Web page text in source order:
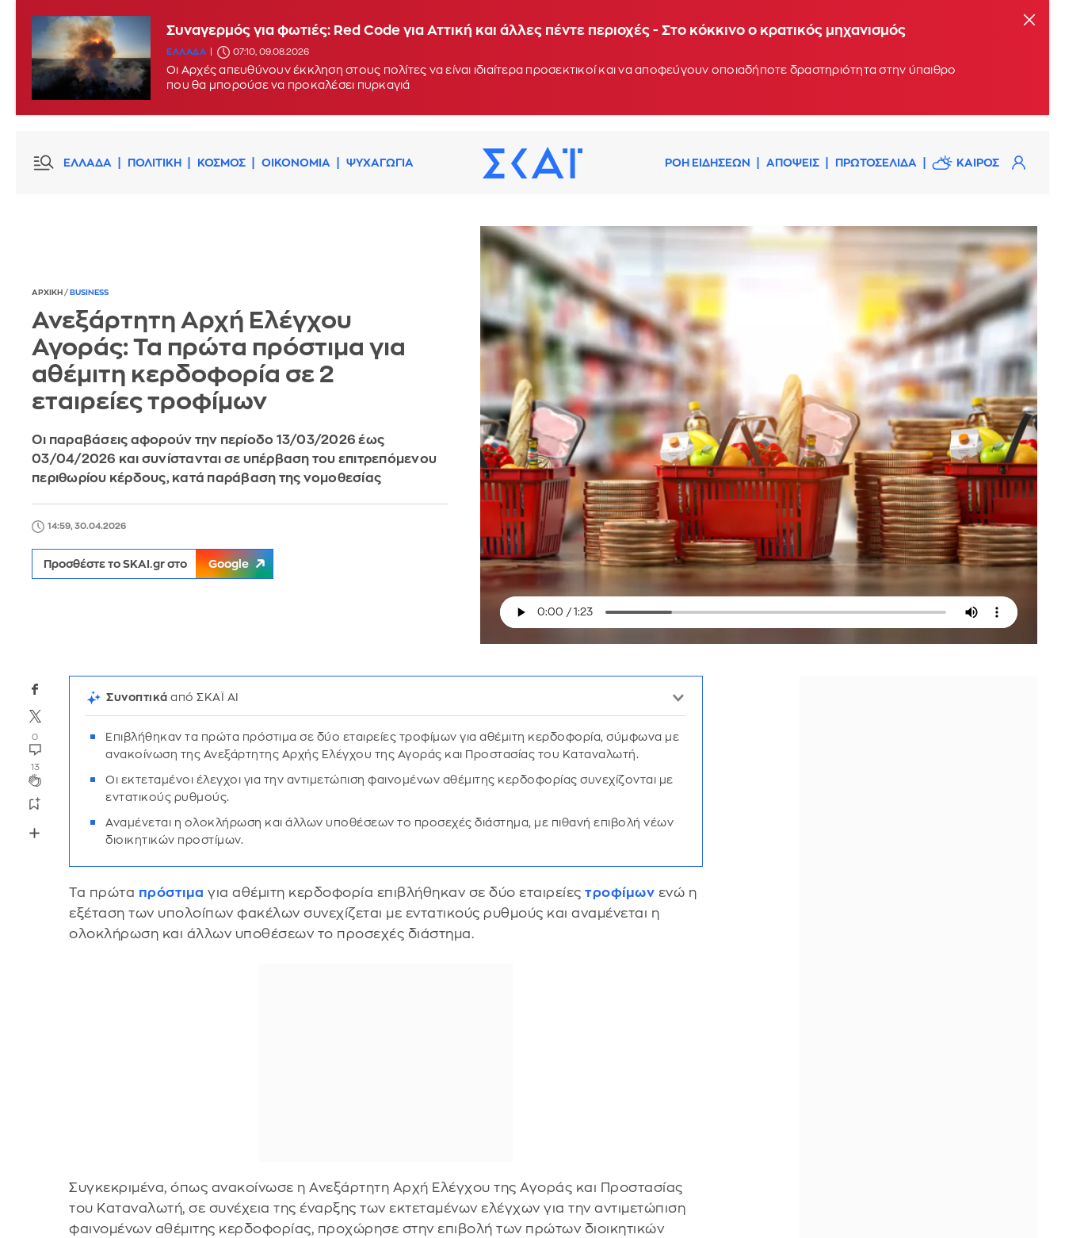
Συναγερμός για φωτιές: Red Code για Αττική και άλλες πέντε περιοχές - Στο κόκκινο ο κρατικός μηχανισμός
ΕΛΛΑΔΑ 07:10, 09.08.2026
Οι Αρχές απευθύνουν έκκληση στους πολίτες να είναι ιδιαίτερα προσεκτικοί και να αποφεύγουν οποιαδήποτε δραστηριότητα στην ύπαιθρο
που θα μπορούσε να προκαλέσει πυρκαγιά
ΕΛΛΑΔΑ ΠΟΛΙΤΙΚΗ ΚΟΣΜΟΣ ΟΙΚΟΝΟΜΙΑ ΨΥΧΑΓΩΓΙΑ ΡΟΗ ΕΙΔΗΣΕΩΝ ΑΠΟΨΕΙΣ ΠΡΩΤΟΣΕΛΙΔΑ ΚΑΙΡΟΣ
ΑΡΧΙΚΗ / BUSINESS
Ανεξάρτητη Αρχή Ελέγχου
Αγοράς: Τα πρώτα πρόστιμα για
αθέμιτη κερδοφορία σε 2
εταιρείες τροφίμων
Οι παραβάσεις αφορούν την περίοδο 13/03/2026 έως
03/04/2026 και συνίστανται σε υπέρβαση του επιτρεπόμενου
περιθωρίου κέρδους, κατά παράβαση της νομοθεσίας
14:59, 30.04.2026
Προσθέστε το SKAI.gr στο Google
0
13
Συνοπτικάαπό ΣΚΑΪ AI
Επιβλήθηκαν τα πρώτα πρόστιμα σε δύο εταιρείες τροφίμων για αθέμιτη κερδοφορία, σύμφωνα με
ανακοίνωση της Ανεξάρτητης Αρχής Ελέγχου της Αγοράς και Προστασίας του Καταναλωτή.
Οι εκτεταμένοι έλεγχοι για την αντιμετώπιση φαινομένων αθέμιτης κερδοφορίας συνεχίζονται με
εντατικούς ρυθμούς.
Αναμένεται η ολοκλήρωση και άλλων υποθέσεων το προσεχές διάστημα, με πιθανή επιβολή νέων
διοικητικών προστίμων.
Τα πρώτα πρόστιμα για αθέμιτη κερδοφορία επιβλήθηκαν σε δύο εταιρείεςτροφίμων ενώ η
εξέταση των υπολοίπων φακέλων συνεχίζεται με εντατικούς ρυθμούς και αναμένεται η
ολοκλήρωση και άλλων υποθέσεων το προσεχές διάστημα.
Συγκεκριμένα, όπως ανακοίνωσε η Ανεξάρτητη Αρχή Ελέγχου της Αγοράς και Προστασίας
του Καταναλωτή, σε συνέχεια της έναρξης των εκτεταμένων ελέγχων για την αντιμετώπιση
φαινομένων αθέμιτης κερδοφορίας, προχώρησε στην επιβολή των πρώτων διοικητικών